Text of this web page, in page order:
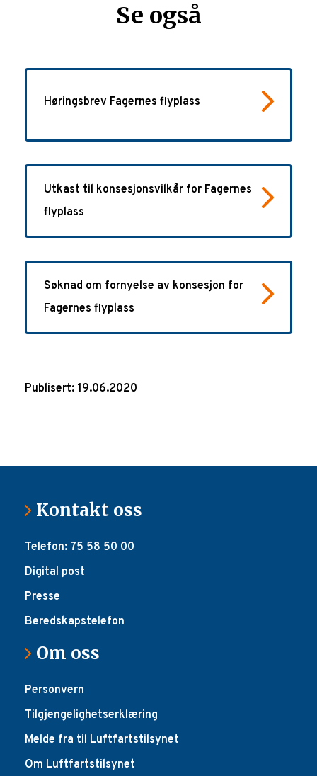
Se også
Høringsbrev Fagernes flyplass
Utkast til konsesjonsvilkår for Fagernes
flyplass
Søknad om fornyelse av konsesjon for
Fagernes flyplass
Publisert: 19.06.2020
Kontakt oss
Telefon: 75 58 50 00
Digital post
Presse
Beredskapstelefon
Om oss
Personvern
Tilgjengelighetserklæring
Melde fra til Luftfartstilsynet
Om Luftfartstilsynet